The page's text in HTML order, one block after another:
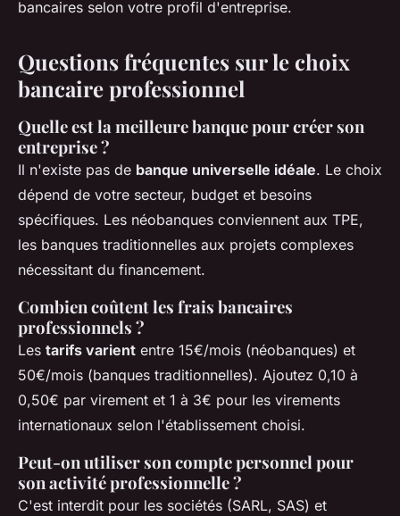
bancaires selon votre profil d'entreprise.
Questions fréquentes sur le choix
bancaire professionnel
Quelle est la meilleure banque pour créer son
entreprise ?
Il n'existe pas de banque universelle idéale. Le choix
dépend de votre secteur, budget et besoins
spécifiques. Les néobanques conviennent aux TPE,
les banques traditionnelles aux projets complexes
nécessitant du financement.
Combien coûtent les frais bancaires
professionnels ?
Les tarifs varient entre 15€/mois (néobanques) et
50€/mois (banques traditionnelles). Ajoutez 0,10 à
0,50€ par virement et 1 à 3€ pour les virements
internationaux selon l'établissement choisi.
Peut-on utiliser son compte personnel pour
son activité professionnelle ?
C'est interdit pour les sociétés (SARL, SAS) et